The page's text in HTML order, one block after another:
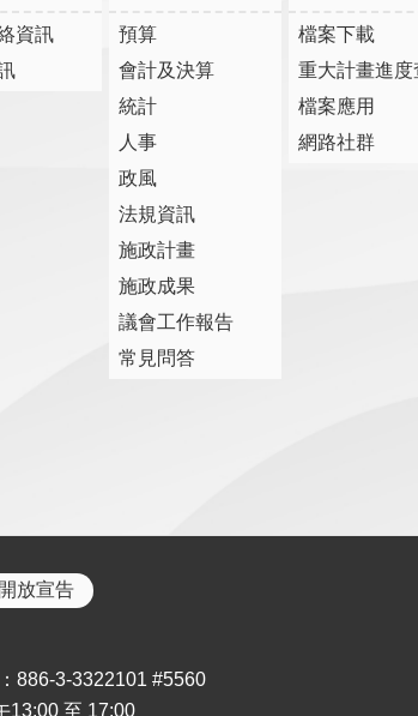
資訊
預算
會計及決算
統計
人事
政風
法規資訊
施政計畫
施政成果
議會工作報告
常見問答
檔案下載
重大計畫進度
檔案應用
網路社群
放宣告
886-3-3322101 #5560
13:00 至 17:00